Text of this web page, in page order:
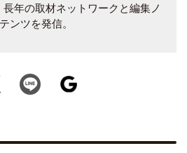
長年の取材ネットワークと編集ノ
ンツを発信。